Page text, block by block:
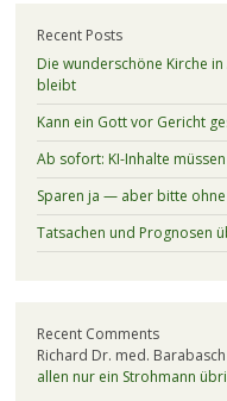
Recent Posts
Die wunderschöne Kirche
bleibt
Kann ein Gott vor Gericht
Ab sofort: KI-Inhalte
Sparen ja — aber bitte
Tatsachen und Prognosen
Recent Comments
Richard Dr. med. Barabasch
allen nur ein Strohmann